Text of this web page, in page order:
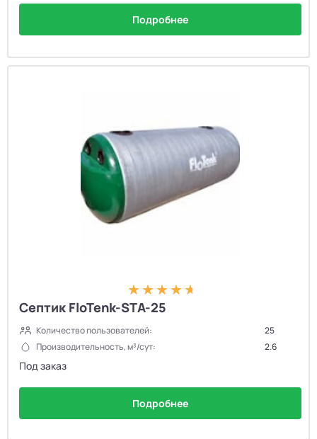
Подробнее
Септик FloTenk-STA-25
Количество пользователей:
25
Производительность, м³/сут:
2.6
Под заказ
Подробнее